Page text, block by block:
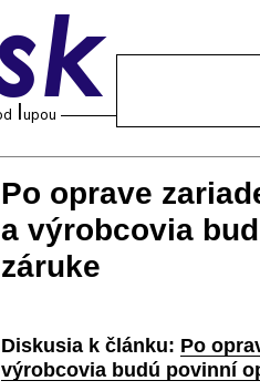
Po oprave
a výrobcovia
záruke
Diskusia k článku: Po
výrobcovia budú povinní